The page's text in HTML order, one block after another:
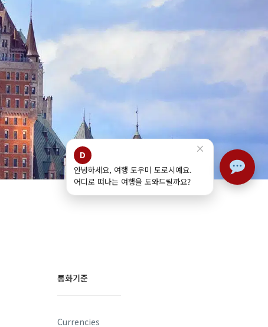
통화기준
Currencies
D
안녕하세요, 여행 도우미 도로시예요.
어디로 떠나는 여행을 도와드릴까요?
×